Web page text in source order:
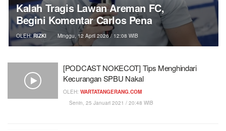
Kalah Tragis Lawan Areman FC,
Begini Komentar Carlos Pena
OLEH: RIZKI Minggu, 12 April 2026 / 12:08 WIB
[PODCAST NOKECOT] Tips Menghindari
Kecurangan SPBU Nakal
OLEH: WARTATANGERANG.COM
Senin, 25 Januari 2021 / 20:48 WIB